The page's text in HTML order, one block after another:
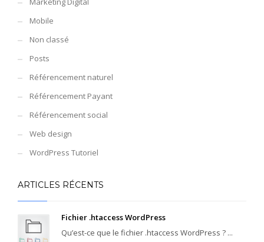
Mobile
Non classé
Posts
Référencement naturel
Référencement Payant
Référencement social
Web design
WordPress Tutoriel
ARTICLES RÉCENTS
Fichier .htaccess WordPress
Qu’est-ce que le fichier .htaccess WordPress ? ...